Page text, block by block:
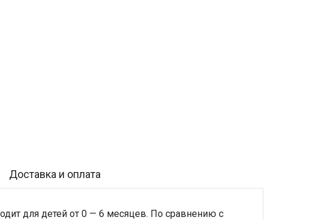
Доставка и оплата
для детей от 0 — 6 месяцев. По сравнению с